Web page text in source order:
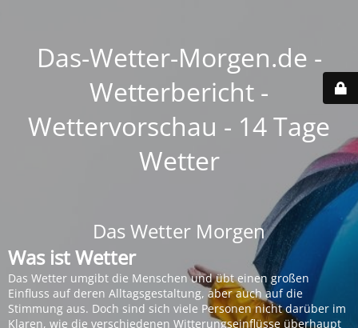
Das-Wetter-Morgen.de -
Wetterbericht -
Wettervorschau - 14 Tage
Wetter
Das Wetter Morgen
Was ist Wetter
Das Wetter umgibt die Menschen und übt einen großen
Einfluss auf deren Alltagsgestaltung, aber auch auf die
Stimmung aus. Doch sind sich viele Personen nicht darüber im
Klaren, wie die verschiedenen Witterungseinflüsse überhaupt